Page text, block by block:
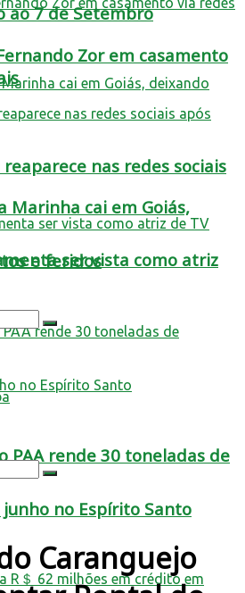
ao 7 de Setembro
Marinha cai em Goiás,
e feridos
PAA rende 30 toneladas de
no Espírito Santo
Zor em casamento
reaparece nas redes sociais
ser vista como atriz
Caranguejo